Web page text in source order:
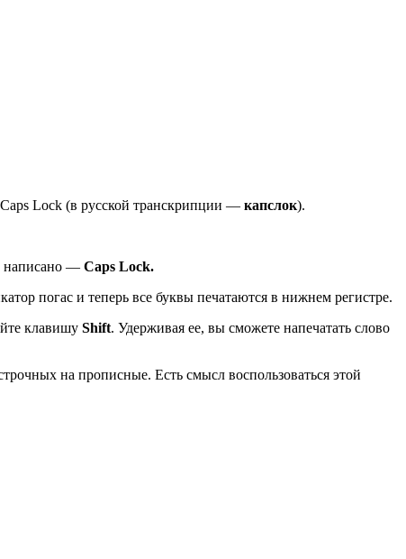
Caps Lock (в русской транскрипции — капслок).
написано — Caps Lock.
погас и теперь все буквы печатаются в нижнем регистре.
клавишу Shift. Удерживая ее, вы сможете напечатать слово
на прописные. Есть смысл воспользоваться этой